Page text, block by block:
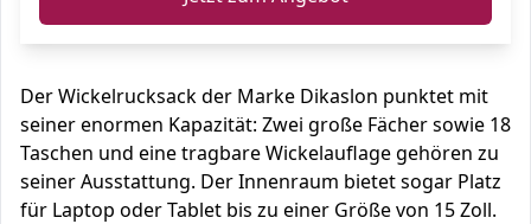
Der Wickelrucksack der Marke Dikaslon punktet mit
seiner enormen Kapazität: Zwei große Fächer sowie 18
Taschen und eine tragbare Wickelauflage gehören zu
seiner Ausstattung. Der Innenraum bietet sogar Platz
für Laptop oder Tablet bis zu einer Größe von 15 Zoll.